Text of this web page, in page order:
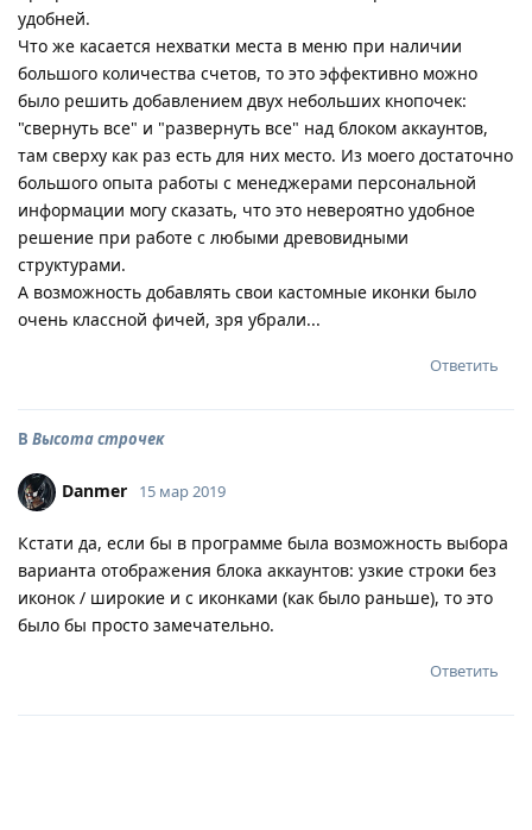
удобней.
Что же касается нехватки места в меню при наличии
большого количества счетов, то это эффективно можно
было решить добавлением двух небольших кнопочек:
"свернуть все" и "развернуть все" над блоком аккаунтов,
там сверху как раз есть для них место. Из моего достаточно
большого опыта работы с менеджерами персональной
информации могу сказать, что это невероятно удобное
решение при работе с любыми древовидными
структурами.
А возможность добавлять свои кастомные иконки было
очень классной фичей, зря убрали...
Ответить
В Высота строчек
Danmer 15 мар 2019
Кстати да, если бы в программе была возможность выбора
варианта отображения блока аккаунтов: узкие строки без
иконок / широкие и с иконками (как было раньше), то это
было бы просто замечательно.
Ответить